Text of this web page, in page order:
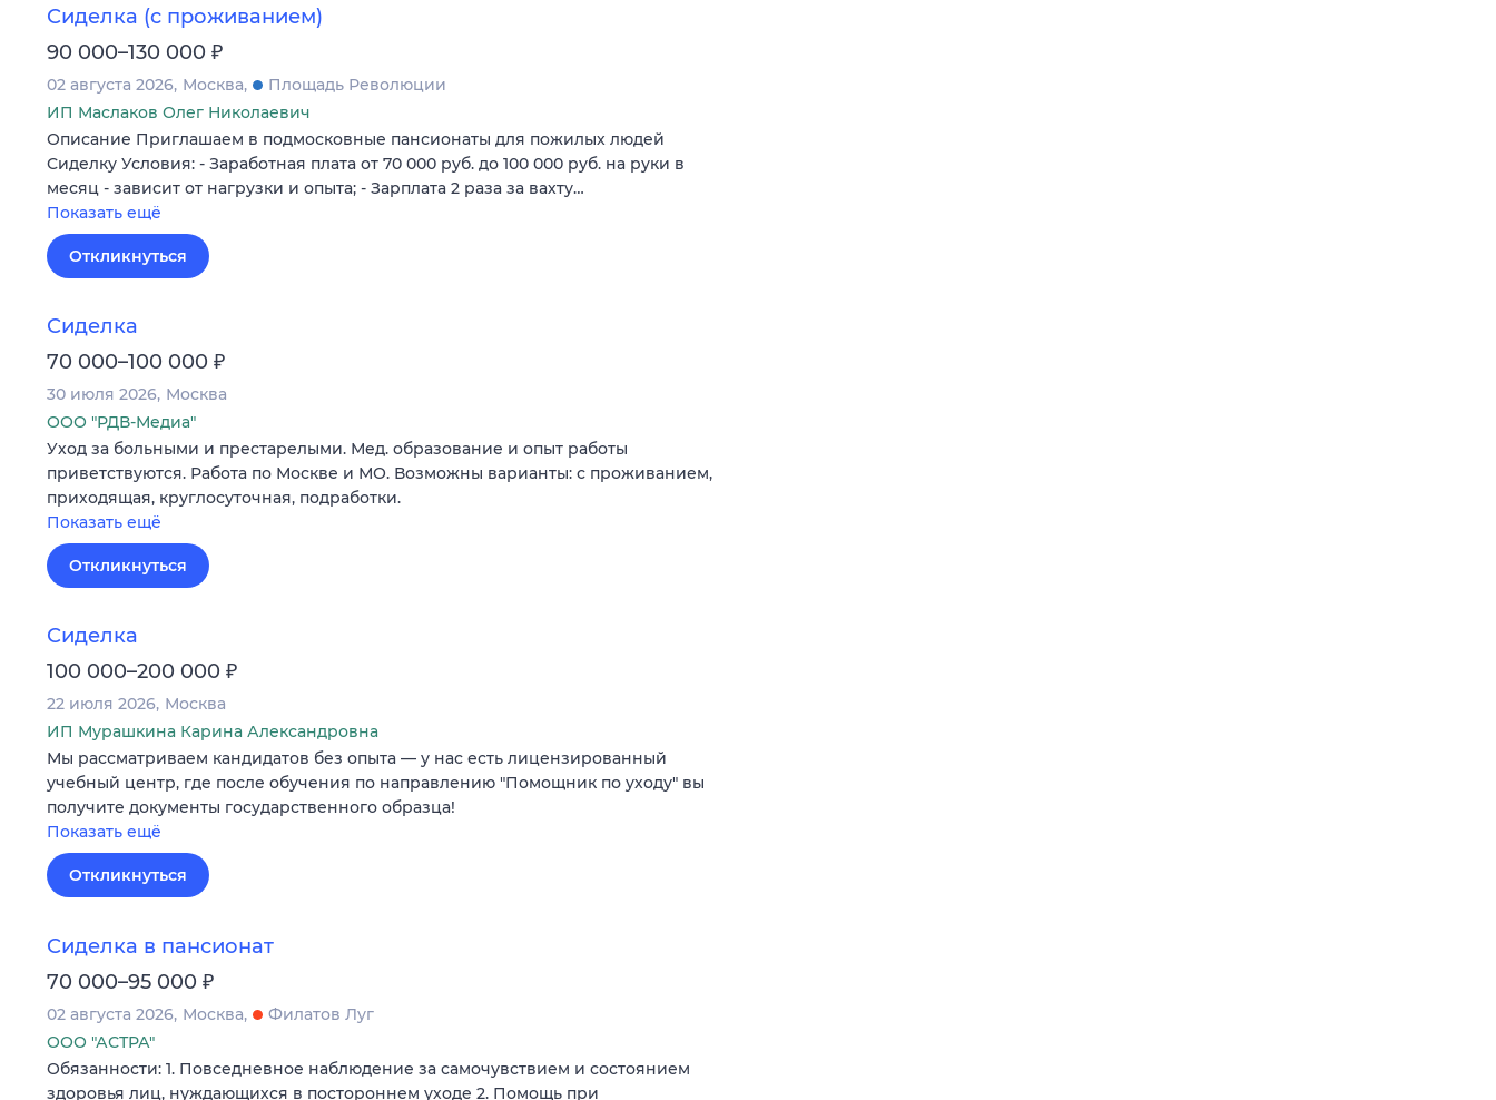
Сиделка (с проживанием)
90 000–130 000 ₽
02 августа 2026 Москва
Площадь Революции
ИП Маслаков Олег Николаевич
Описание Приглашаем в подмосковные пансионаты для пожилых людей
Сиделку Условия: - Заработная плата от 70 000 руб. до 100 000 руб. на руки в
месяц - зависит от нагрузки и опыта; - Зарплата 2 раза за вахту…
Показать ещё
Откликнуться
Сиделка
70 000–100 000 ₽
30 июля 2026 Москва
ООО "РДВ-Медиа"
Уход за больными и престарелыми. Мед. образование и опыт работы
приветствуются. Работа по Москве и МО. Возможны варианты: с проживанием,
приходящая, круглосуточная, подработки.
Показать ещё
Откликнуться
Сиделка
100 000–200 000 ₽
22 июля 2026 Москва
ИП Мурашкина Карина Александровна
Мы рассматриваем кандидатов без опыта — у нас есть лицензированный
учебный центр, где после обучения по направлению "Помощник по уходу" вы
получите документы государственного образца!
Показать ещё
Откликнуться
Сиделка в пансионат
70 000–95 000 ₽
02 августа 2026 Москва
Филатов Луг
ООО "АСТРА"
Обязанности: 1. Повседневное наблюдение за самочувствием и состоянием
здоровья лиц, нуждающихся в постороннем уходе 2. Помощь при